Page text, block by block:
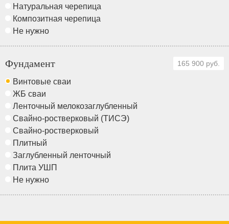
Натуральная черепица
Композитная черепица
Не нужно
Фундамент 165 900 руб.
Винтовые сваи
ЖБ сваи
Ленточный мелокозаглубленный
Свайно-ростверковый (ТИСЭ)
Свайно-ростверковый
Плитный
Заглубленный ленточный
Плита УШП
Не нужно